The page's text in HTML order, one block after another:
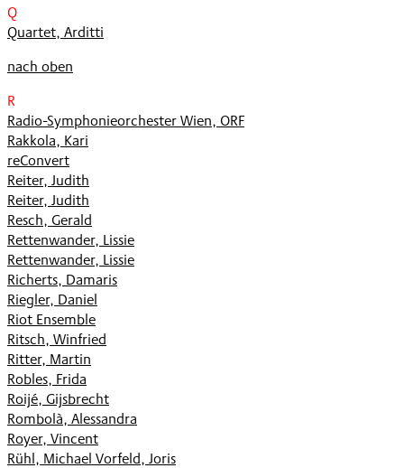
Q
Quartet, Arditti
nach oben
R
Radio-Symphonieorchester Wien, ORF
Rakkola, Kari
reConvert
Reiter, Judith
Reiter, Judith
Resch, Gerald
Rettenwander, Lissie
Rettenwander, Lissie
Richerts, Damaris
Riegler, Daniel
Riot Ensemble
Ritsch, Winfried
Ritter, Martin
Robles, Frida
Roijé, Gijsbrecht
Rombolà, Alessandra
Royer, Vincent
Rühl, Michael Vorfeld, Joris